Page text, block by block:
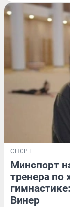
СПОРТ
Минспорт
тренера по
Винер